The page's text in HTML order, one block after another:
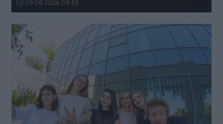
Data dodania artykułu:
09.08.2026 09:35